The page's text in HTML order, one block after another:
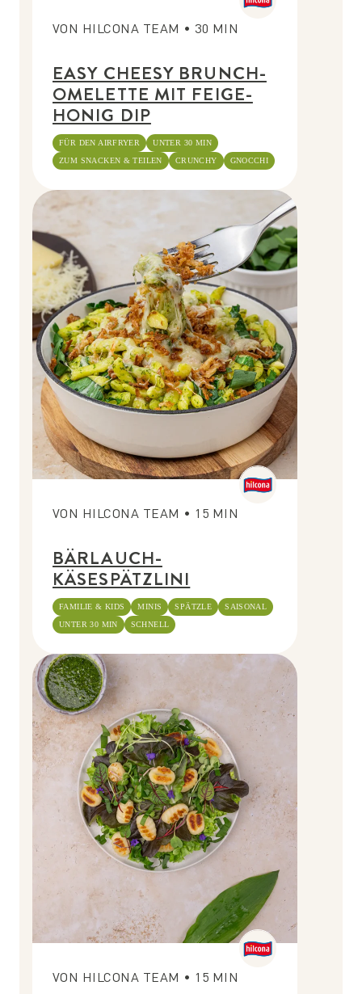
VON HILCONA TEAM • 30 MIN
EASY CHEESY BRUNCH-
OMELETTE MIT FEIGE-
HONIG DIP
FÜR DEN AIRFRYER
UNTER 30 MIN
ZUM SNACKEN & TEILEN
CRUNCHY GNOCCHI
VON HILCONA TEAM • 15 MIN
BÄRLAUCH-
KÄSESPÄTZLINI
FAMILIE & KIDS MINIS SPÄTZLE
SAISONAL
UNTER 30 MIN
SCHNELL
VON HILCONA TEAM • 15 MIN